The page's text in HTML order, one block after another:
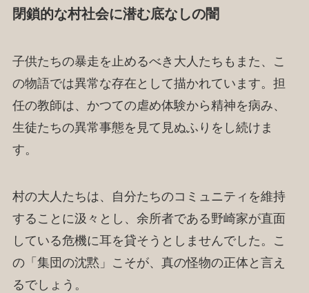
閉鎖的な村社会に潜む底なしの闇
子供たちの暴走を止めるべき大人たちもまた、こ
の物語では異常な存在として描かれています。担
任の教師は、かつての虐め体験から精神を病み、
生徒たちの異常事態を見て見ぬふりをし続けま
す。
村の大人たちは、自分たちのコミュニティを維持
することに汲々とし、余所者である野崎家が直面
している危機に耳を貸そうとしませんでした。こ
の「集団の沈黙」こそが、真の怪物の正体と言え
るでしょう。